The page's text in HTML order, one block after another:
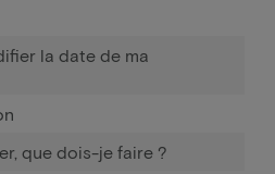
la date de ma
que dois-je faire ?